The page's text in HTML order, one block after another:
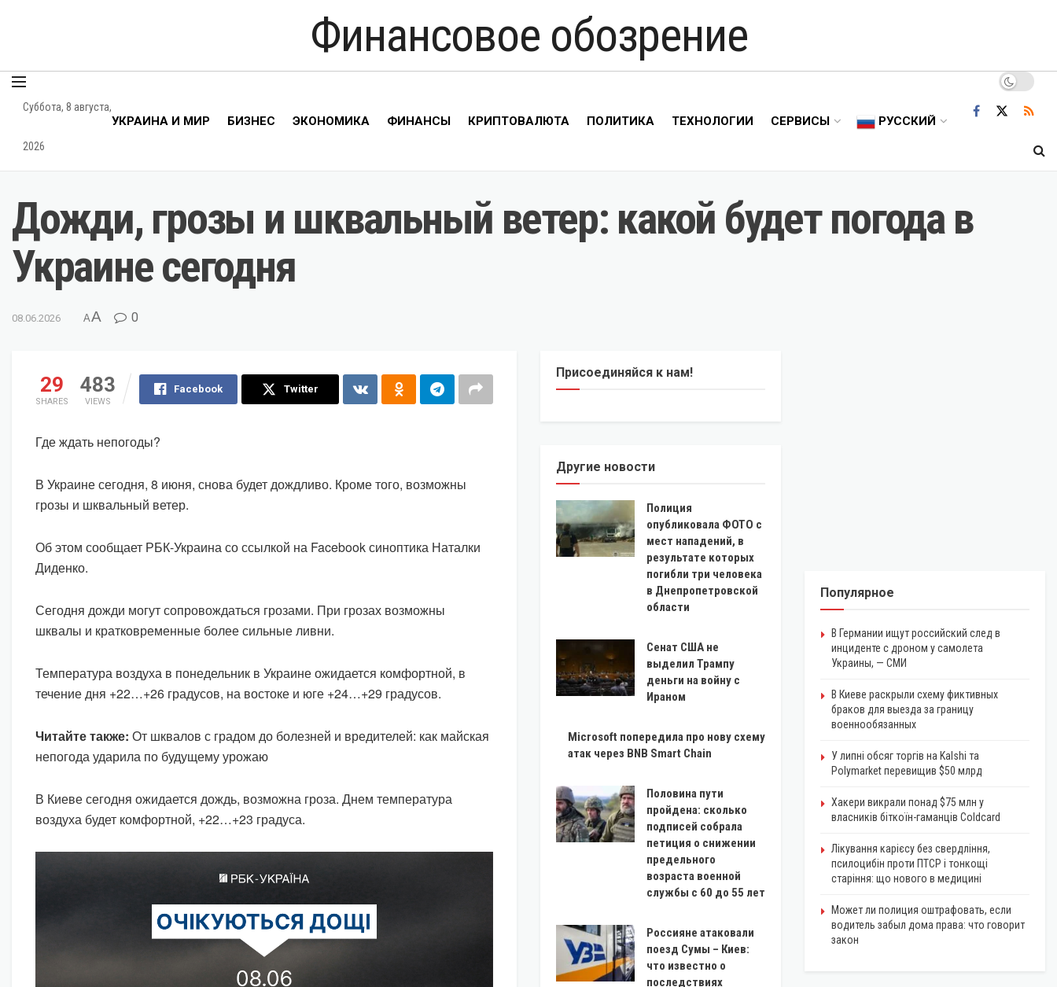
Финансовое обозрение
Суббота, 8 августа,
2026
УКРАИНА И МИР БИЗНЕС ЭКОНОМИКА ФИНАНСЫ КРИПТОВАЛЮТА ПОЛИТИКА ТЕХНОЛОГИИ СЕРВИСЫ РУССКИЙ
Дожди, грозы и шквальный ветер: какой будет погода в
Украине сегодня
08.06.2026 AA 0
29
SHARES
483
VIEWS
Facebook Twitter
Где ждать непогоды?
В Украине сегодня, 8 июня, снова будет дождливо. Кроме того, возможны
грозы и шквальный ветер.
Об этом сообщает РБК-Украина со ссылкой на Facebook синоптика Наталки
Диденко.
Сегодня дожди могут сопровождаться грозами. При грозах возможны
шквалы и кратковременные более сильные ливни.
Температура воздуха в понедельник в Украине ожидается комфортной, в
течение дня +22…+26 градусов, на востоке и юге +24…+29 градусов.
Читайте также: От шквалов с градом до болезней и вредителей: как майская
непогода ударила по будущему урожаю
В Киеве сегодня ожидается дождь, возможна гроза. Днем температура
воздуха будет комфортной, +22…+23 градуса.
Присоединяйся к нам!
Другие новости
Полиция
опубликовала ФОТО с
мест нападений, в
результате которых
погибли три человека
в Днепропетровской
области
Сенат США не
выделил Трампу
деньги на войну с
Ираном
Microsoft попередила про нову схему
атак через BNB Smart Chain
Половина пути
пройдена: сколько
подписей собрала
петиция о снижении
предельного
возраста военной
службы с 60 до 55 лет
Россияне атаковали
поезд Сумы – Киев:
что известно о
последствиях
Популярное
В Германии ищут российский след в
инциденте с дроном у самолета
Украины, — СМИ
В Киеве раскрыли схему фиктивных
браков для выезда за границу
военнообязанных
У липні обсяг торгів на Kalshi та
Polymarket перевищив $50 млрд
Хакери викрали понад $75 млн у
власників біткоїн-гаманців Coldcard
Лікування карієсу без свердління,
псилоцибін проти ПТСР і тонкощі
старіння: що нового в медицині
Может ли полиция оштрафовать, если
водитель забыл дома права: что говорит
закон